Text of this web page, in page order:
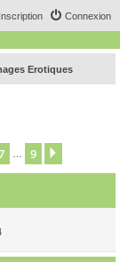
Connexion
Inscription
Erotiques
9